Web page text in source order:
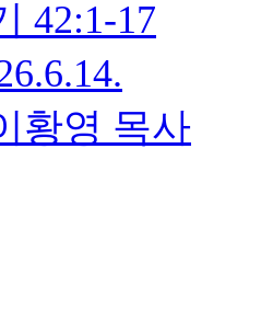
42:1-17
황영 목사